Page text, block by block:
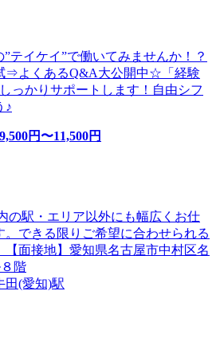
テイケイ”で働いてみませんか！？
⇒よくあるQ&A大公開中☆「経験
っかりサポートします！自由シフ
♪
9,500円〜11,500円
の駅・エリア以外にも幅広くお仕
できる限りご希望に合わせられる
【面接地】愛知県名古屋市中村区名
階
田(愛知)駅